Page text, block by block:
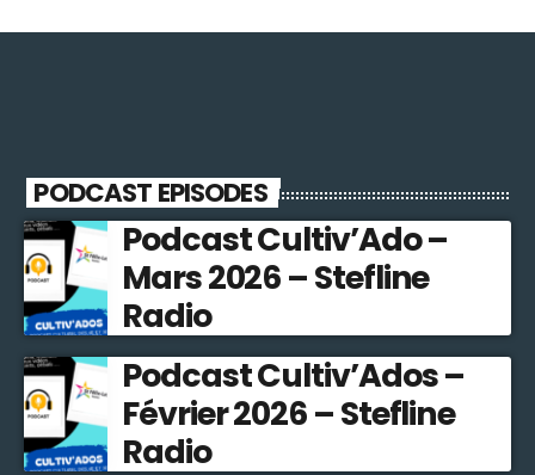
PODCAST EPISODES
Podcast Cultiv’Ado –
Mars 2026 – Stefline
Radio
Podcast Cultiv’Ados –
Février 2026 – Stefline
Radio